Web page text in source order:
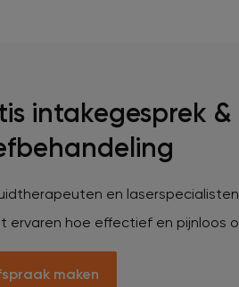
intakegesprek &
en
ervaren hoe effectief en pijnloos
maken